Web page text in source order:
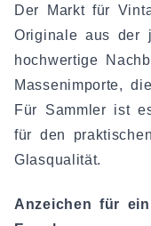
Der Markt für
Originale aus der
hochwertige
Massenimporte,
Für Sammler ist
für den
Glasqualität.
Anzeichen für